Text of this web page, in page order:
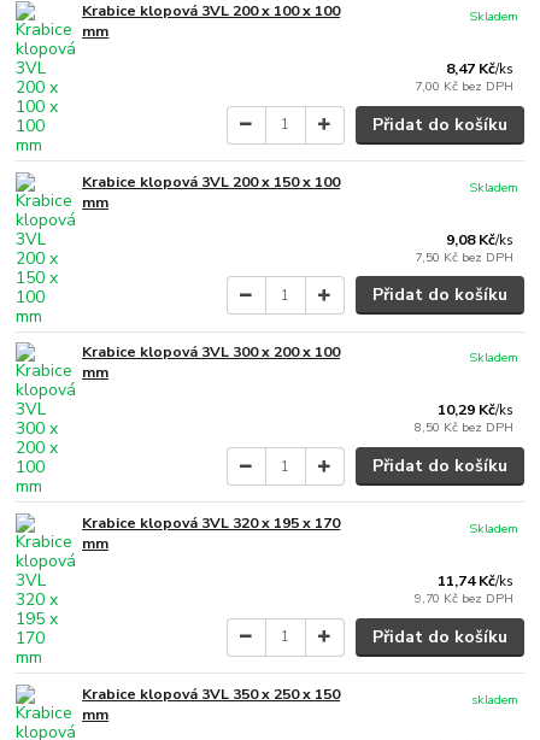
Krabice klopová 3VL 200 x 100 x 100
mm
8,47 Kč/ks
7,00 Kč bez DPH
Skladem
Přidat do košíku
Krabice klopová 3VL 200 x 150 x 100
mm
9,08 Kč/ks
7,50 Kč bez DPH
Skladem
Přidat do košíku
Krabice klopová 3VL 300 x 200 x 100
mm
10,29 Kč/ks
8,50 Kč bez DPH
Skladem
Přidat do košíku
Krabice klopová 3VL 320 x 195 x 170
mm
11,74 Kč/ks
9,70 Kč bez DPH
Skladem
Přidat do košíku
Krabice klopová 3VL 350 x 250 x 150
mm
skladem